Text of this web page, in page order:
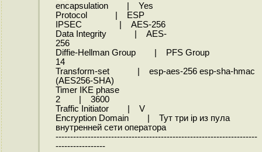
encapsulation | Yes
Protocol | ESP
IPSEC | AES-256
Data Integrity | AES-
256
Diffie-Hellman Group | PFS Group
14
Transform-set | esp-aes-256 esp-sha-hmac
(AES256-SHA)
Timer IKE phase
2 | 3600
Traffic Initiator | V
Encryption Domain | Тут три ip из пула
внутренней сети оператора
---------------------------------------------------------------------
-----------------